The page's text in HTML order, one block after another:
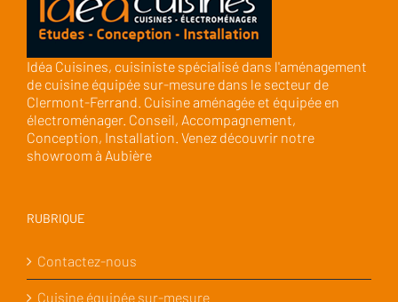
Idéa Cuisines, cuisiniste spécialisé dans l'aménagement
de cuisine équipée sur-mesure dans le secteur de
Clermont-Ferrand. Cuisine aménagée et équipée en
électroménager. Conseil, Accompagnement,
Conception, Installation. Venez découvrir notre
showroom à Aubière
RUBRIQUE
Contactez-nous
Cuisine équipée sur-mesure